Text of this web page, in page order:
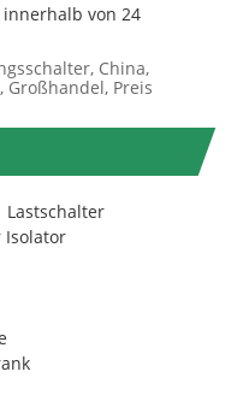
von 24
China,
Großhandel, Preis
Lastschalter
Isolator